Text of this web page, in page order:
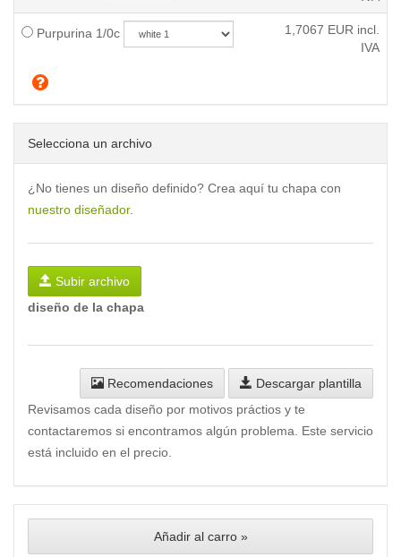
Purpurina 1/0c 1,7067 EUR incl.
IVA
Selecciona un archivo
¿No tienes un diseño definido? Crea aquí tu chapa con
nuestro diseñador.
Subir archivo
diseño de la chapa
Recomendaciones
Descargar plantilla
Revisamos cada diseño por motivos práctios y te
contactaremos si encontramos algún problema. Este servicio
está incluido en el precio.
Añadir al carro »